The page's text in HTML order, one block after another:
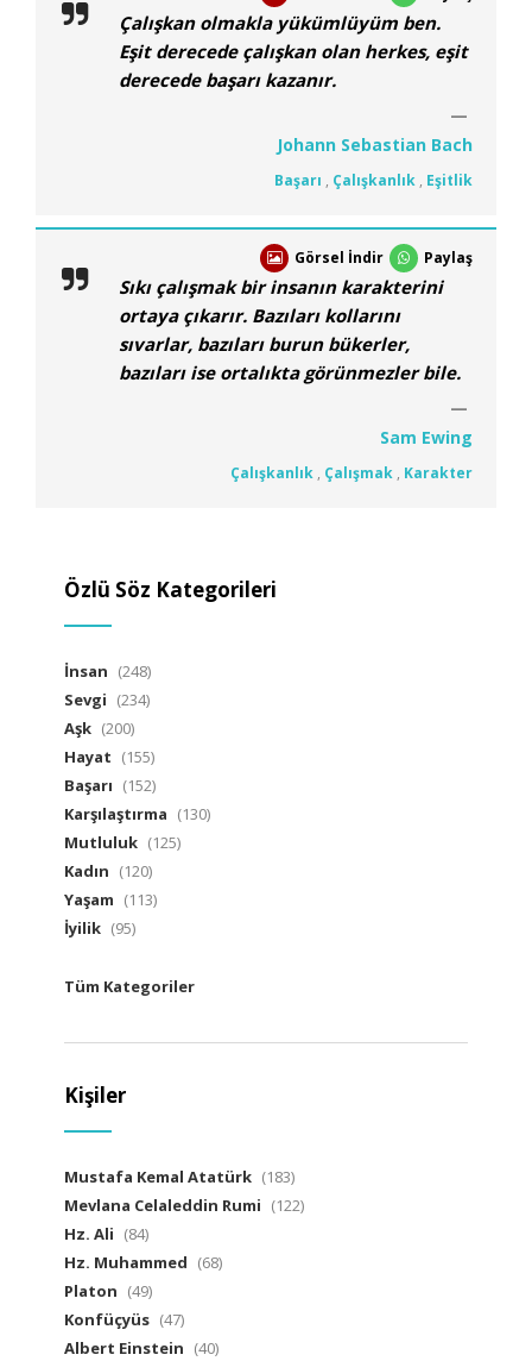
Çalışkan olmakla yükümlüyüm ben.
Eşit derecede çalışkan olan herkes, eşit
derecede başarı kazanır.
Johann Sebastian Bach
Başarı , Çalışkanlık , Eşitlik
Görsel İndir Paylaş
Sıkı çalışmak bir insanın karakterini
ortaya çıkarır. Bazıları kollarını
sıvarlar, bazıları burun bükerler,
bazıları ise ortalıkta görünmezler bile.
Sam Ewing
Çalışkanlık , Çalışmak , Karakter
Özlü Söz Kategorileri
İnsan (248)
Sevgi (234)
Aşk (200)
Hayat (155)
Başarı (152)
Karşılaştırma (130)
Mutluluk (125)
Kadın (120)
Yaşam (113)
İyilik (95)
Tüm Kategoriler
Kişiler
Mustafa Kemal Atatürk (183)
Mevlana Celaleddin Rumi (122)
Hz. Ali (84)
Hz. Muhammed (68)
Platon (49)
Konfüçyüs (47)
Albert Einstein (40)